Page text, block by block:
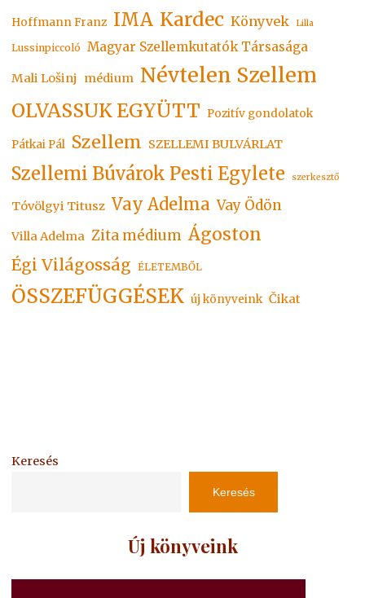
Hoffmann Franz IMA Kardec Könyvek Lilla
Lussinpiccoló Magyar Szellemkutatók Társasága
Mali Lošinj médium Névtelen Szellem
OLVASSUK EGYÜTT Pozitív gondolatok
Pátkai Pál Szellem SZELLEMI BULVÁRLAT
Szellemi Búvárok Pesti Egylete szerkesztő
Tóvölgyi Titusz Vay Adelma Vay Ödön
Villa Adelma Zita médium Ágoston
Égi Világosság ÉLETEMBŐL
ÖSSZEFÜGGÉSEK új könyveink Čikat
Keresés
Keresés
Új könyveink